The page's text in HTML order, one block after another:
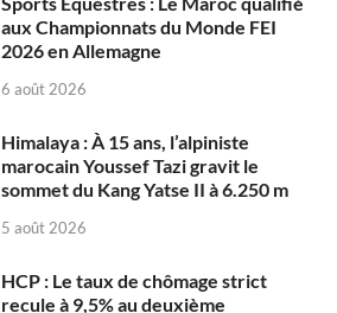
aux Championnats du Monde FEI
2026 en Allemagne
6 août 2026
Himalaya : À 15 ans, l’alpiniste
marocain Youssef Tazi gravit le
sommet du Kang Yatse II à 6.250 m
5 août 2026
HCP : Le taux de chômage strict
recule à 9,5% au deuxième